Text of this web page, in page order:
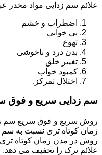
علائم سم زدایی مواد مخدر
اضطراب و خشم
بی خوابی
تهوع
بدن درد و ناخوشی
تغییر خلق
کمبود خواب
اختلال تمرکز.
سم زدایی سریع و فوق
روش سریع و فوق سریع سم
زمان کوتاه تری نسبت به
روش در مدن زمان کوتاه تری
علائم ترک را تخفیف می دهد.